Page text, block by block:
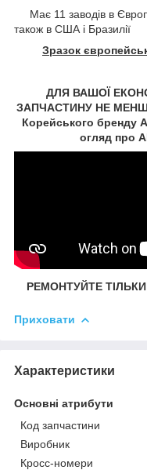
Має 11 заводів в
також в США і Бразилії
Зразок
ДЛЯ ВАШОЇ
ЗАПЧАСТИНУ НЕ
Корейського бренду
огляд про
РЕМОНТУЙТЕ ТІЛЬКИ
Приховати
Характеристики
Основні атрибути
Код запчастини
Виробник
Кросс-номери